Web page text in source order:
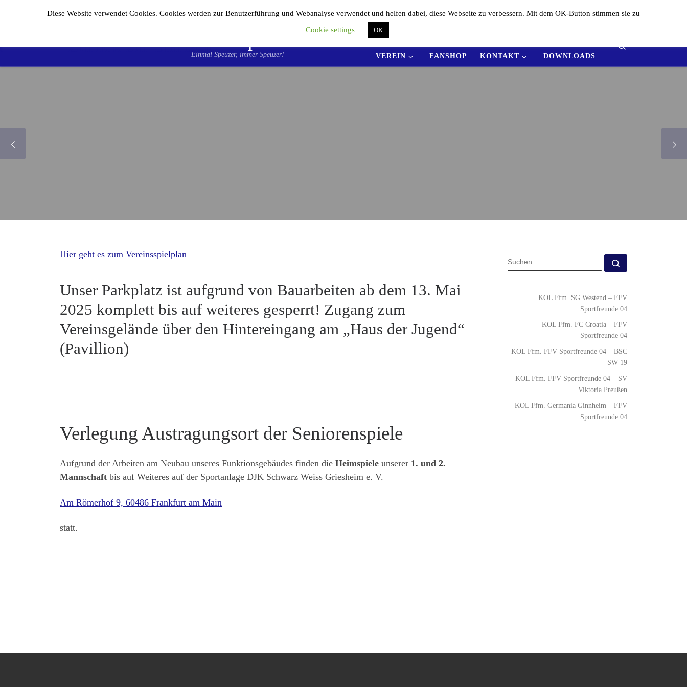
Zum Inhalt springen
F.F.V. Sportfreunde 04
Einmal Speuzer, immer Speuzer!
AKTUELLES
VEREIN FANSHOP KONTAKT DOWNLOADS
Hier geht es zum Vereinsspielplan
Unser Parkplatz ist aufgrund von Bauarbeiten ab dem 13. Mai
2025 komplett bis auf weiteres gesperrt! Zugang zum
Vereinsgelände über den Hintereingang am „Haus der Jugend“
(Pavillion)
Verlegung Austragungsort der Seniorenspiele
Aufgrund der Arbeiten am Neubau unseres Funktionsgebäudes finden die Heimspiele unserer 1. und 2.
Mannschaft bis auf Weiteres auf der Sportanlage DJK Schwarz Weiss Griesheim e. V.
Am Römerhof 9, 60486 Frankfurt am Main
statt.
KOL Ffm. SG Westend – FFV
Sportfreunde 04
KOL Ffm. FC Croatia – FFV
Sportfreunde 04
KOL Ffm. FFV Sportfreunde 04 – BSC
SW 19
KOL Ffm. FFV Sportfreunde 04 – SV
Viktoria Preußen
KOL Ffm. Germania Ginnheim – FFV
Sportfreunde 04
Diese Website verwendet Cookies. Cookies werden zur Benutzerführung und Webanalyse verwendet und helfen dabei, diese Webseite zu verbessern. Mit dem OK-Button stimmen sie zu
Cookie settings
OK